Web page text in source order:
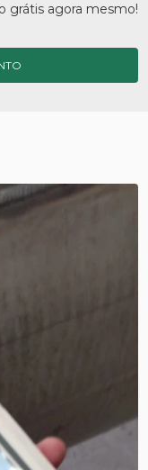
grátis agora mesmo!